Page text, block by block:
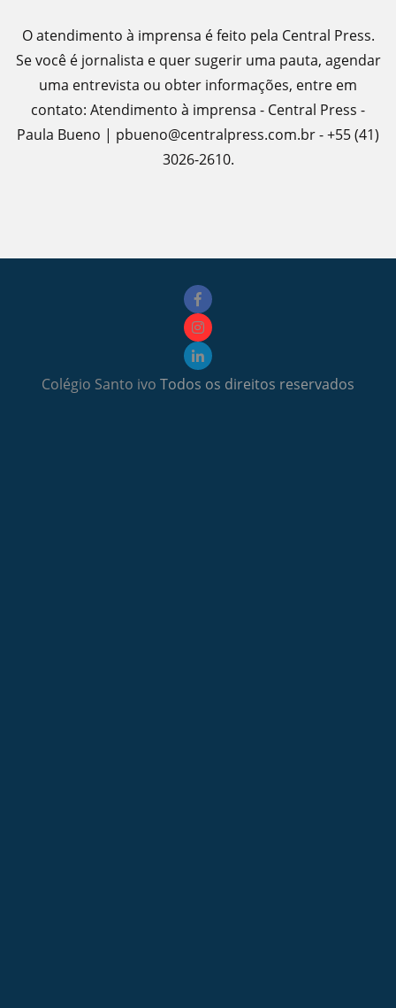
O atendimento à imprensa é feito pela Central Press.
Se você é jornalista e quer sugerir uma pauta, agendar
uma entrevista ou obter informações, entre em
contato: Atendimento à imprensa - Central Press -
Paula Bueno | pbueno@centralpress.com.br - +55 (41)
3026-2610.
Colégio Santo ivo Todos os direitos reservados